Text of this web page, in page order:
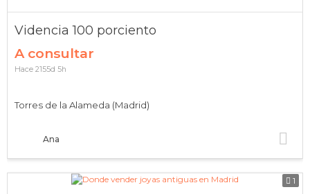
Videncia 100 porciento
A consultar
Ana
Torres de la Alameda (Madrid)
Hace 2155d 5h
1